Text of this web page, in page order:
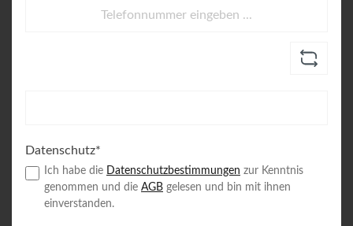
Datenschutz*
Ich habe die Datenschutzbestimmungen zur Kenntnis
genommen und die AGB gelesen und bin mit ihnen
einverstanden.